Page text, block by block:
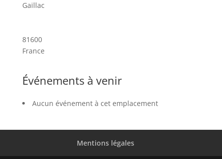
Gaillac
81600
France
Événements à venir
Aucun événement à cet emplacement
Mentions légales